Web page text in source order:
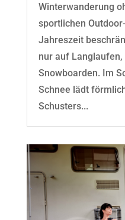
Winterwanderung
sportlichen
Jahreszeit
nur auf
Snowboarden. Im
Schnee lädt
Schusters...